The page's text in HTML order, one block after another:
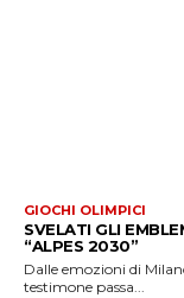
GIOCHI OLIMPICI
SVELATI GLI
“ALPES 2030”
Dalle emozioni di
testimone passa...